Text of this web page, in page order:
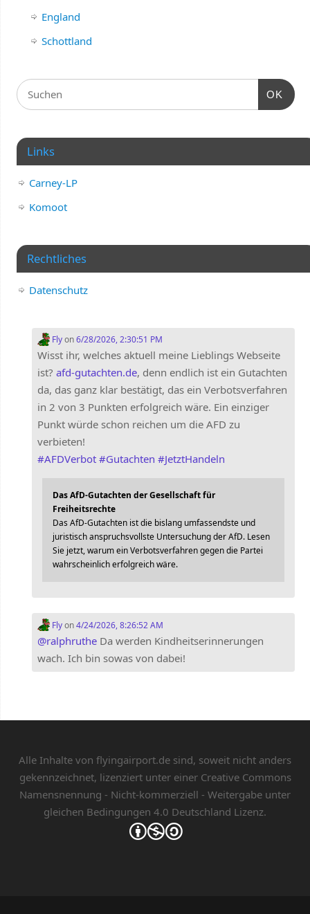
England
Schottland
OK
Links
Carney-LP
Komoot
Rechtliches
Datenschutz
Flyon6/28/2026, 2:30:51 PM
Wisst ihr, welches aktuell meine Lieblings Webseite
ist? afd-gutachten.de, denn endlich ist ein Gutachten
da, das ganz klar bestätigt, das ein Verbotsverfahren
in 2 von 3 Punkten erfolgreich wäre. Ein einziger
Punkt würde schon reichen um die AFD zu
verbieten!
#AFDVerbot #Gutachten #JetztHandeln
Das AfD-Gutachten der Gesellschaft für
Freiheitsrechte
Das AfD-Gutachten ist die bislang umfassendste und
juristisch anspruchsvollste Untersuchung der AfD. Lesen
Sie jetzt, warum ein Verbotsverfahren gegen die Partei
wahrscheinlich erfolgreich wäre.
Flyon4/24/2026, 8:26:52 AM
@ralphrutheDa werden Kindheitserinnerungen
wach. Ich bin sowas von dabei!
Alle Inhalte von flyingairport.de sind, soweit nicht anders
gekennzeichnet, lizenziert unter einer Creative Commons
Namensnennung - Nicht-kommerziell - Weitergabe unter
gleichen Bedingungen 4.0 Deutschland Lizenz.